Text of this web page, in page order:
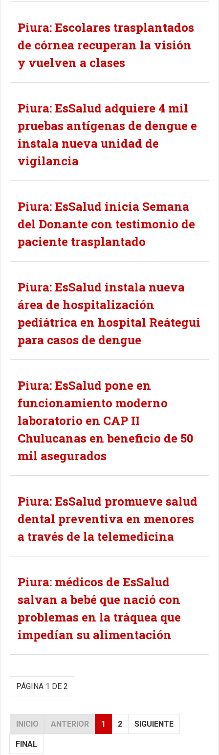
Piura: Escolares trasplantados
de córnea recuperan la visión
y vuelven a clases
Piura: EsSalud adquiere 4 mil
pruebas antígenas de dengue e
instala nueva unidad de
vigilancia
Piura: EsSalud inicia Semana
del Donante con testimonio de
paciente trasplantado
Piura: EsSalud instala nueva
área de hospitalización
pediátrica en hospital Reátegui
para casos de dengue
Piura: EsSalud pone en
funcionamiento moderno
laboratorio en CAP II
Chulucanas en beneficio de 50
mil asegurados
Piura: EsSalud promueve salud
dental preventiva en menores
a través de la telemedicina
Piura: médicos de EsSalud
salvan a bebé que nació con
problemas en la tráquea que
impedían su alimentación
PÁGINA 1 DE 2
INICIO ANTERIOR 1 2 SIGUIENTE
FINAL